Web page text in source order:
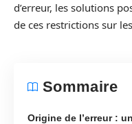
d’erreur, les solutions
de ces restrictions sur
Sommaire
Origine de l’erreur :